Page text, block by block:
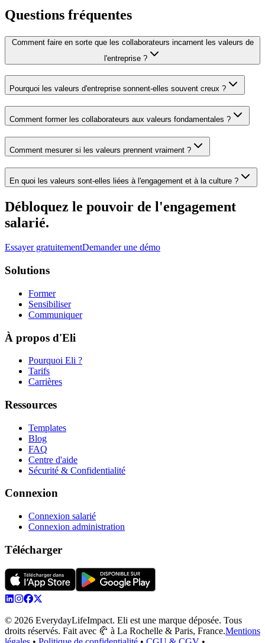
Questions fréquentes
Comment faire en sorte que les collaborateurs incarnent les valeurs de
l'entreprise ?
Pourquoi les valeurs d'entreprise sonnent-elles souvent creux ?
Comment former les collaborateurs aux valeurs fondamentales ?
Comment mesurer si les valeurs prennent vraiment ?
En quoi les valeurs sont-elles liées à l'engagement et à la culture ?
Débloquez le pouvoir de l'engagement
salarié.
Essayer gratuitementDemander une démo
Solutions
Former
Sensibiliser
Communiquer
À propos d'Eli
Pourquoi Eli ?
Tarifs
Carrières
Ressources
Templates
Blog
FAQ
Centre d'aide
Sécurité & Confidentialité
Connexion
Connexion salarié
Connexion administration
Télécharger
© 2026 EverydayLifeImpact. Eli est une marque déposée. Tous
droits réservés. Fait avec 🥐 à La Rochelle & Paris, France.Mentions